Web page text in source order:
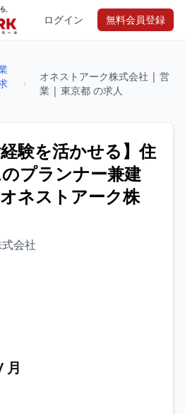
ログイン 無料会員登録
オネストアーク株式会社 | 営
業 | 東京都 の求人
経験を活かせる】住
プランナー兼建
ネストアーク株
会社
月